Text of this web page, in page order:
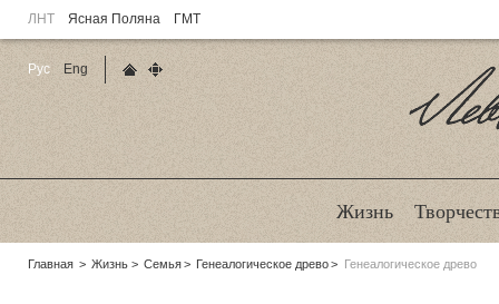
ЛНТ Ясная Поляна ГМТ
Жизнь
Родительские
Главная Жизнь Семья Генеалогическое древо Генеалогическое древо
Рус
Eng